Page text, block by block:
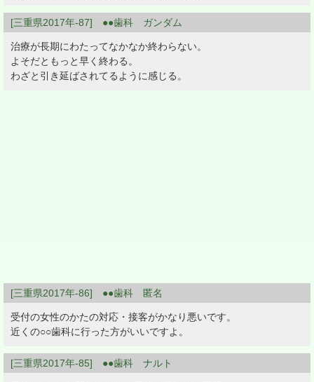
[三重県2017年-87] ●●歯科 ガンダム
治療が長期にわたってなかなか終わらない。
よそだともっと早く終わる。
わざと引き延ばされてるように感じる。
[三重県2017年-86] ●●歯科 匿名
受付の女性のかたの対応・接客がかなり悪いです。
近くの○○歯科に行った方がいいですよ。
[三重県2017年-85] ●●歯科 ナルト